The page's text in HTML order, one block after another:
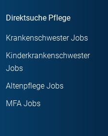
Direktsuche Pflege
Krankenschwester Jobs
Kinderkrankenschwester
Jobs
Altenpflege Jobs
MFA Jobs